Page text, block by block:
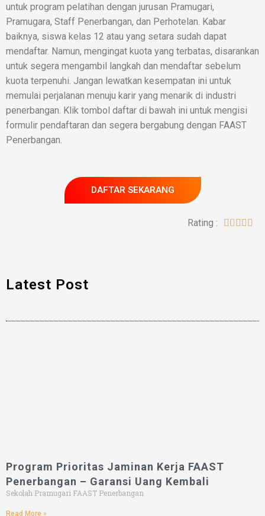
untuk program pelatihan dengan jurusan Pramugari,
Pramugara, Staff Penerbangan, dan Perhotelan. Kabar
baiknya, siswa kelas 12 atau yang setara sudah dapat
mendaftar. Namun, mengingat kuota yang terbatas, disarankan
untuk segera mengambil langkah dan mendaftar sebelum
kuota terpenuhi. Jangan lewatkan kesempatan ini untuk
memulai perjalanan menuju karir yang menarik di industri
penerbangan. Klik tombol daftar di bawah ini untuk mengisi
formulir pendaftaran dan segera bergabung dengan FAAST
Penerbangan.
DAFTAR SEKARANG
Rating :     
Latest Post
Program Prioritas Jaminan Kerja FAAST
Penerbangan – Garansi Uang Kembali
Sekolah Pramugari FAAST Penerbangan
Read More »